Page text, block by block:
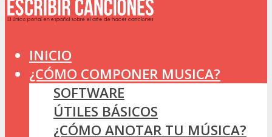
INICIO
¿CÓMO COMPONER MUSICA?
SOFTWARE
ÚTILES BÁSICOS
¿CÓMO ANOTAR TU MÚSICA?